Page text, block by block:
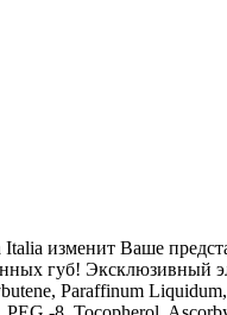
изменит Ваше
губ! Эксклюзивный
Paraffinum